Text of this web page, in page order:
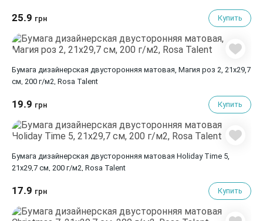
25.9 грн Купить
Бумага дизайнерская двусторонняя матовая, Магия роз 2, 21х29,7
см, 200 г/м2, Rosa Talent
19.9 грн Купить
Бумага дизайнерская двусторонняя матовая Holiday Time 5,
21х29,7 см, 200 г/м2, Rosa Talent
17.9 грн Купить